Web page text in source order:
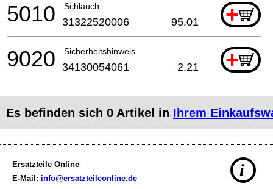
Schlauch +
5010 31322520006 95.01
Sicherheitshinweis +
9020 34130054061 2.21
Es befinden sich 0 Artikel in Ihrem
Ersatzteile Online
E-Mail: info@ersatzteileonline.de i